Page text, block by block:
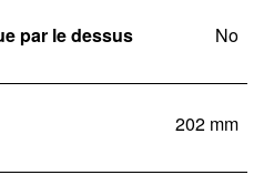
par le dessus No
202 mm